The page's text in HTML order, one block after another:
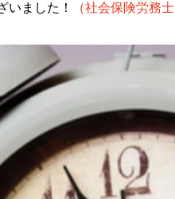
いました！
（社会保険労務